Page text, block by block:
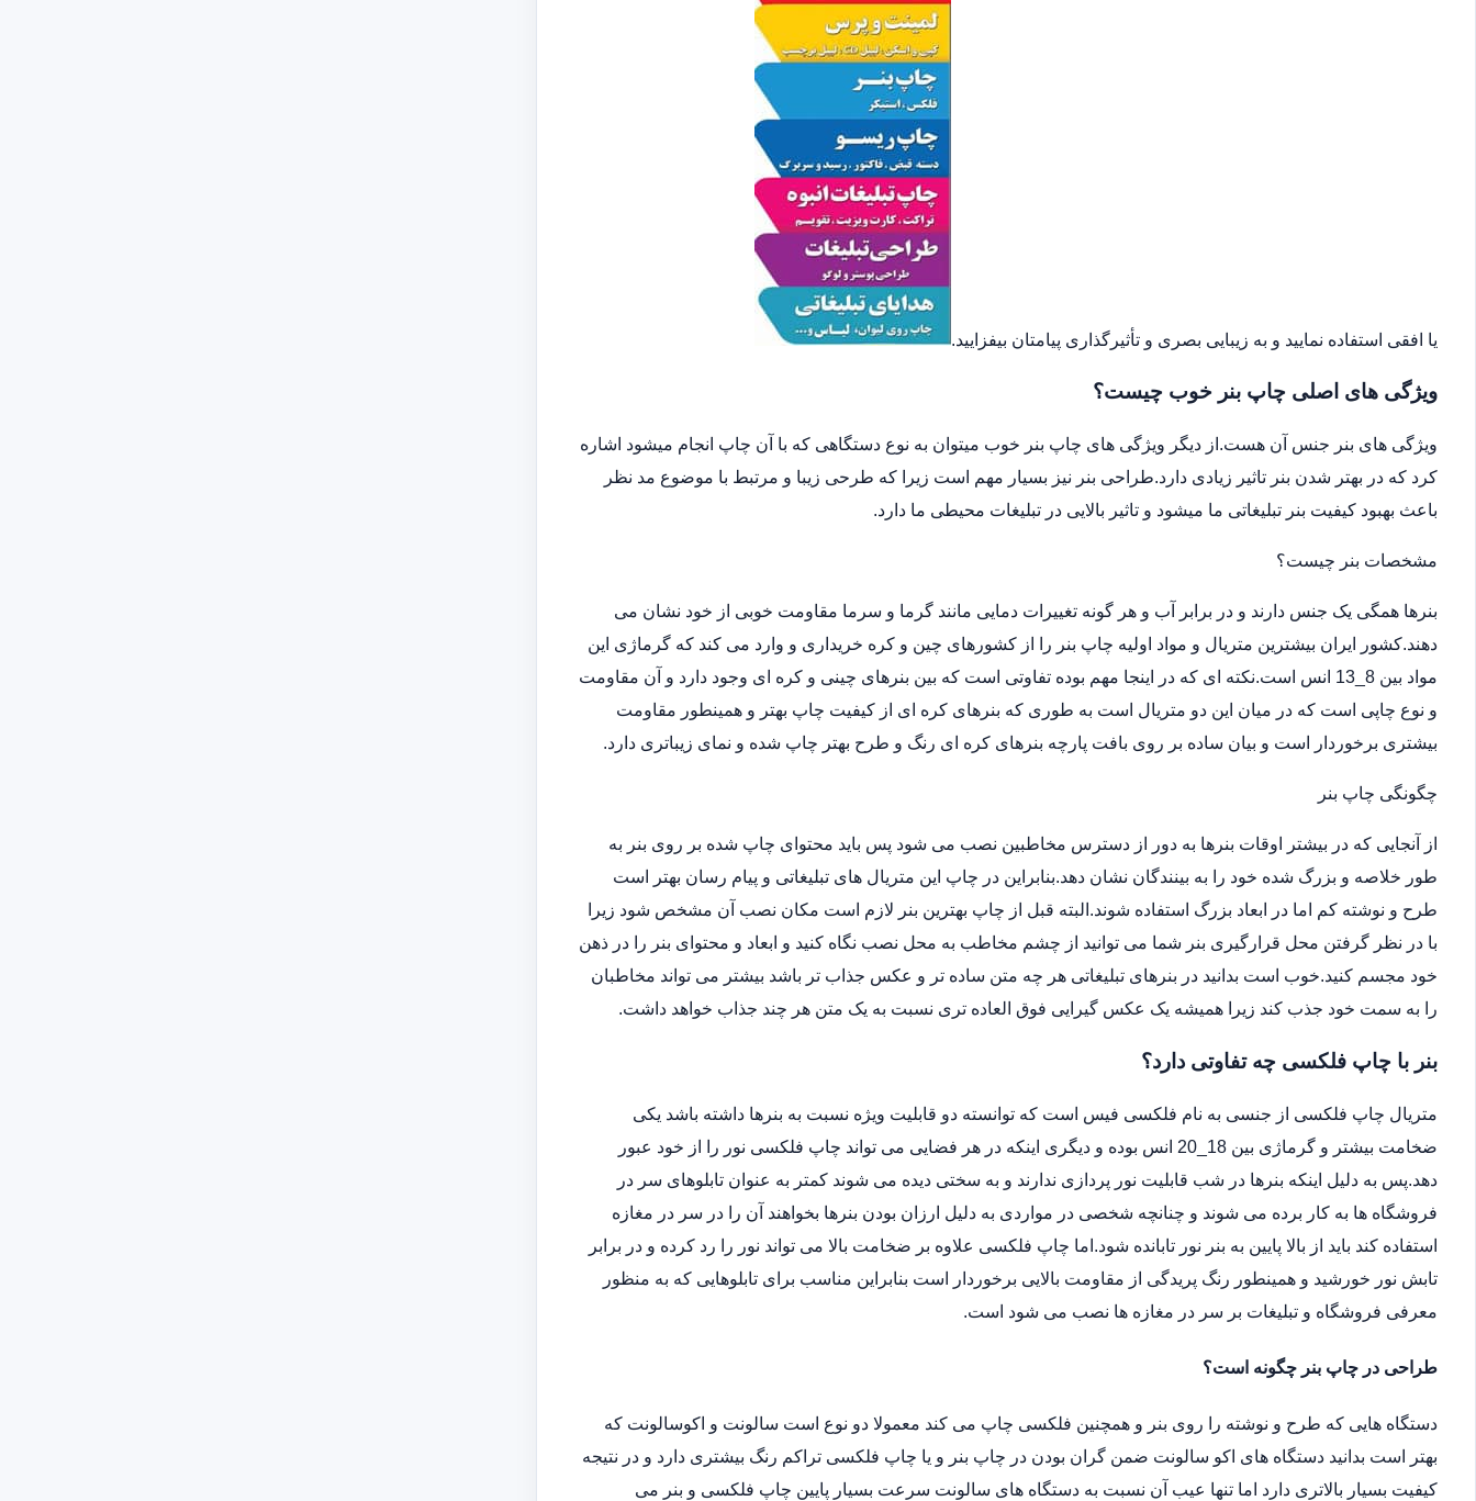
یا افقی استفاده نمایید و به زیبایی بصری و تأثیرگذاری پیامتان بیفزایید.
ویژگی های اصلی چاپ بنر خوب چیست؟
ویژگی های بنر جنس آن هست.از دیگر ویژگی های چاپ بنر خوب میتوان به نوع دستگاهی که با آن چاپ انجام میشود اشاره
کرد که در بهتر شدن بنر تاثیر زیادی دارد.طراحی بنر نیز بسیار مهم است زیرا که طرحی زیبا و مرتبط با موضوع مد نظر
باعث بهبود کیفیت بنر تبلیغاتی ما میشود و تاثیر بالایی در تبلیغات محیطی ما دارد.
مشخصات بنر چیست؟
بنرها همگی یک جنس دارند و در برابر آب و هر گونه تغییرات دمایی مانند گرما و سرما مقاومت خوبی از خود نشان می
دهند.کشور ایران بیشترین متریال و مواد اولیه چاپ بنر را از کشورهای چین و کره خریداری و وارد می کند که گرماژی این
مواد بین 8_13 انس است.نکته ای که در اینجا مهم بوده تفاوتی است که بین بنرهای چینی و کره ای وجود دارد و آن مقاومت
و نوع چاپی است که در میان این دو متریال است به طوری که بنرهای کره ای از کیفیت چاپ بهتر و همینطور مقاومت
بیشتری برخوردار است و بیان ساده بر روی بافت پارچه بنرهای کره ای رنگ و طرح بهتر چاپ شده و نمای زیباتری دارد.
چگونگی چاپ بنر
از آنجایی که در بیشتر اوقات بنرها به دور از دسترس مخاطبین نصب می شود پس باید محتوای چاپ شده بر روی بنر به
طور خلاصه و بزرگ شده خود را به بینندگان نشان دهد.بنابراین در چاپ این متریال های تبلیغاتی و پیام رسان بهتر است
طرح و نوشته کم اما در ابعاد بزرگ استفاده شوند.البته قبل از چاپ بهترین بنر لازم است مکان نصب آن مشخص شود زیرا
با در نظر گرفتن محل قرارگیری بنر شما می توانید از چشم مخاطب به محل نصب نگاه کنید و ابعاد و محتوای بنر را در ذهن
خود مجسم کنید.خوب است بدانید در بنرهای تبلیغاتی هر چه متن ساده تر و عکس جذاب تر باشد بیشتر می تواند مخاطبان
را به سمت خود جذب کند زیرا همیشه یک عکس گیرایی فوق العاده تری نسبت به یک متن هر چند جذاب خواهد داشت.
بنر با چاپ فلکسی چه تفاوتی دارد؟
متریال چاپ فلکسی از جنسی به نام فلکسی فیس است که توانسته دو قابلیت ویژه نسبت به بنرها داشته باشد یکی
ضخامت بیشتر و گرماژی بین 18_20 انس بوده و دیگری اینکه در هر فضایی می تواند چاپ فلکسی نور را از خود عبور
دهد.پس به دلیل اینکه بنرها در شب قابلیت نور پردازی ندارند و به سختی دیده می شوند کمتر به عنوان تابلوهای سر در
فروشگاه ها به کار برده می شوند و چنانچه شخصی در مواردی به دلیل ارزان بودن بنرها بخواهند آن را در سر در مغازه
استفاده کند باید از بالا پایین به بنر نور تابانده شود.اما چاپ فلکسی علاوه بر ضخامت بالا می تواند نور را رد کرده و در برابر
تابش نور خورشید و همینطور رنگ پریدگی از مقاومت بالایی برخوردار است بنابراین مناسب برای تابلوهایی که به منظور
معرفی فروشگاه و تبلیغات بر سر در مغازه ها نصب می شود است.
طراحی در چاپ بنر چگونه است؟
دستگاه هایی که طرح و نوشته را روی بنر و همچنین فلکسی چاپ می کند معمولا دو نوع است سالونت و اکوسالونت که
بهتر است بدانید دستگاه های اکو سالونت ضمن گران بودن در چاپ بنر و یا چاپ فلکسی تراکم رنگ بیشتری دارد و در نتیجه
کیفیت بسیار بالاتری دارد اما تنها عیب آن نسبت به دستگاه های سالونت سرعت بسیار پایین چاپ فلکسی و بنر می